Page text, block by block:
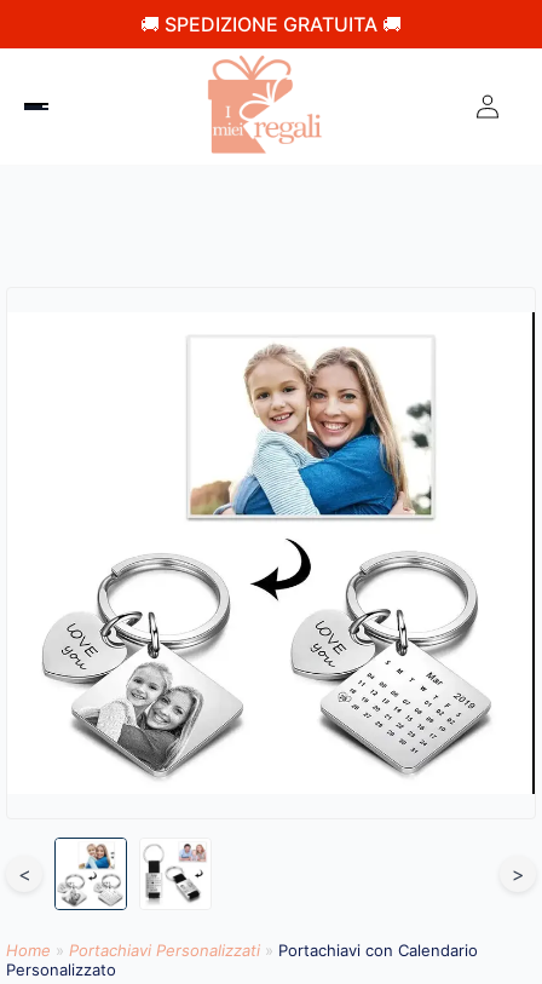
🚚 SPEDIZIONE GRATUITA 🚚
< >
Home » Portachiavi Personalizzati » Portachiavi con Calendario
Personalizzato